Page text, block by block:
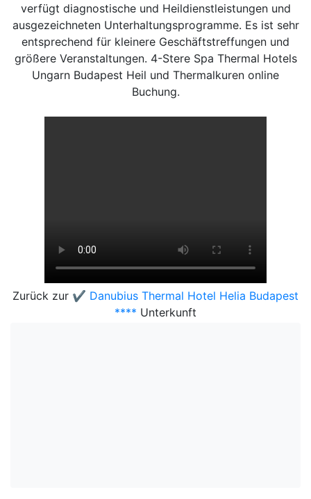
verfügt diagnostische und Heildienstleistungen und
ausgezeichneten Unterhaltungsprogramme. Es ist sehr
entsprechend für kleinere Geschäftstreffungen und
größere Veranstaltungen. 4-Stere Spa Thermal Hotels
Ungarn Budapest Heil und Thermalkuren online
Buchung.
Zurück zur ✔️ Danubius Thermal Hotel Helia Budapest
**** Unterkunft